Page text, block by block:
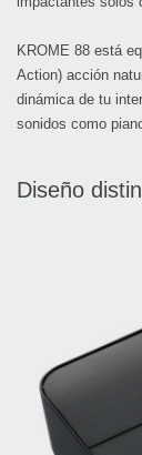
KROME 88 está
Action) acción
dinámica de tu
sonidos como
Diseño